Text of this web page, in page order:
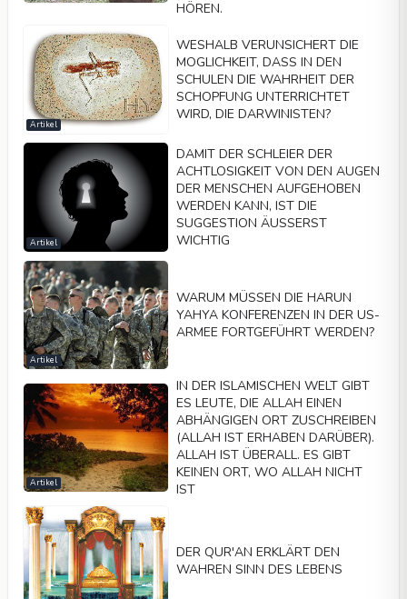
HÖREN.
Artikel
WESHALB VERUNSICHERT DIE
MOGLICHKEIT, DASS IN DEN
SCHULEN DIE WAHRHEIT DER
SCHOPFUNG UNTERRICHTET
WIRD, DIE DARWINISTEN?
Artikel
DAMIT DER SCHLEIER DER
ACHTLOSIGKEIT VON DEN AUGEN
DER MENSCHEN AUFGEHOBEN
WERDEN KANN, IST DIE
SUGGESTION ÄUSSERST
WICHTIG
Artikel
WARUM MÜSSEN DIE HARUN
YAHYA KONFERENZEN IN DER US-
ARMEE FORTGEFÜHRT WERDEN?
Artikel
IN DER ISLAMISCHEN WELT GIBT
ES LEUTE, DIE ALLAH EINEN
ABHÄNGIGEN ORT ZUSCHREIBEN
(ALLAH IST ERHABEN DARÜBER).
ALLAH IST ÜBERALL. ES GIBT
KEINEN ORT, WO ALLAH NICHT
IST
DER QUR'AN ERKLÄRT DEN
WAHREN SINN DES LEBENS